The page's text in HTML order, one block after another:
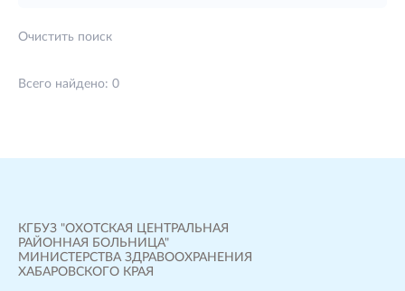
Очистить поиск
Всего найдено 0
КГБУЗ "ОХОТСКАЯ ЦЕНТРАЛЬНАЯ
РАЙОННАЯ БОЛЬНИЦА"
МИНИСТЕРСТВА ЗДРАВООХРАНЕНИЯ
ХАБАРОВСКОГО КРАЯ